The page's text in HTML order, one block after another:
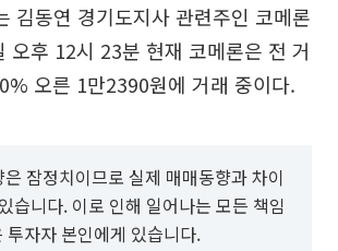
김동연 경기도지사 관련주인 코메론
오후 12시 23분 현재 코메론은 전 거
오른 1만2390원에 거래 중이다.
잠정치이므로 실제 매매동향과 차이
습니다. 이로 인해 일어나는 모든 책임
투자자 본인에게 있습니다.